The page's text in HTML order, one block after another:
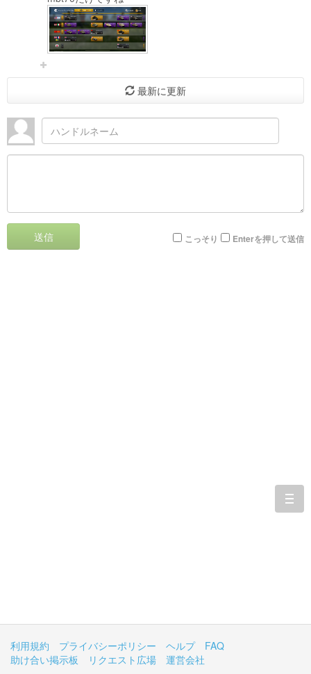
最新に更新
送信 こっそり Enterを押して送信
利用規約 プライバシーポリシー ヘルプ
FAQ
助け合い掲示板
リクエスト広場
運営会社